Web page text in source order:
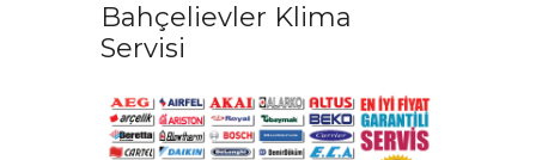
Bahçelievler Klima
Servisi